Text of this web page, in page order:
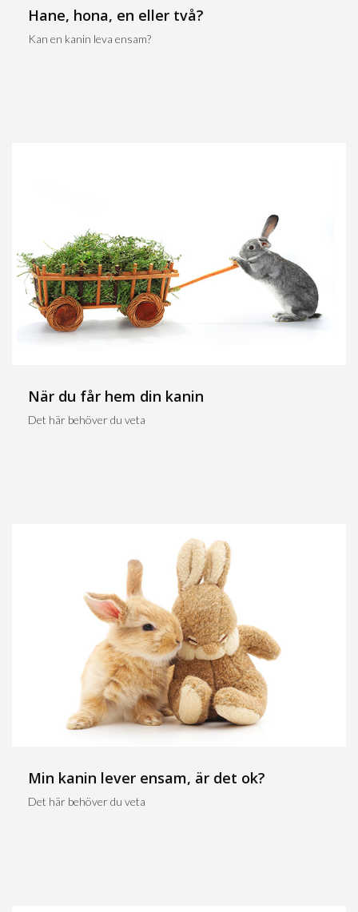
Hane, hona, en eller två?
Kan en kanin leva ensam?
När du får hem din kanin
Det här behöver du veta
Min kanin lever ensam, är det ok?
Det här behöver du veta